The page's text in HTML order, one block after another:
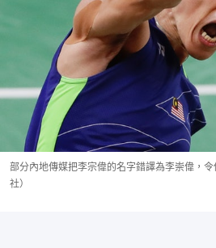
部分內地傳媒把李宗偉的名字錯譯為李崇偉，
社）